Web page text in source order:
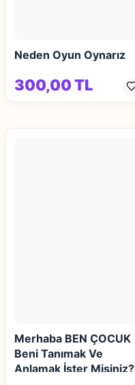
Neden Oyun Oynarız
300,00 TL
Merhaba BEN ÇOCUK
Beni Tanımak Ve
Anlamak İster Misiniz?